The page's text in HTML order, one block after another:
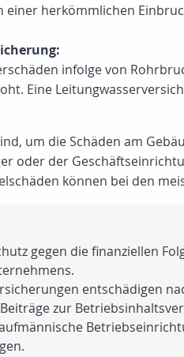
einer herkömmlichen
infolge von
Eine
um die Schäden am
oder der
können bei den
gegen die finanziellen
entschädigen
zur